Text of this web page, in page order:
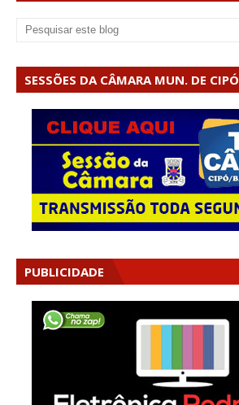
SESSÕES DA CÂMARA MUN. DE CIPÓ
PUBLICIDADE